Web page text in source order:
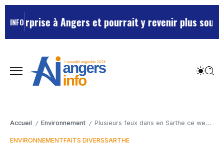
INFOà Angers et pourrait y revenir plus souvent …
Accueil / Environnement / Plusieurs feux dans en Sarthe ce week-end
ENVIRONNEMENTFAITS DIVERSSARTHE